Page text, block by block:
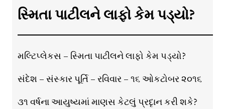
સ્મિતા પાટીલને લાફો કેમ પડ્યો?
મલ્ટિપ્લેકસ – સ્મિતા પાટીલને લાફો કેમ પડ્યો?
સંદેશ – સંસ્કાર પૂર્તિ – રવિવાર – ૧૬ ઓકટોબર ૨૦૧૬
૩૧ વર્ષના આયુષ્યમાં માણસ કેટલું પ્રદૃાન કરી શકે?